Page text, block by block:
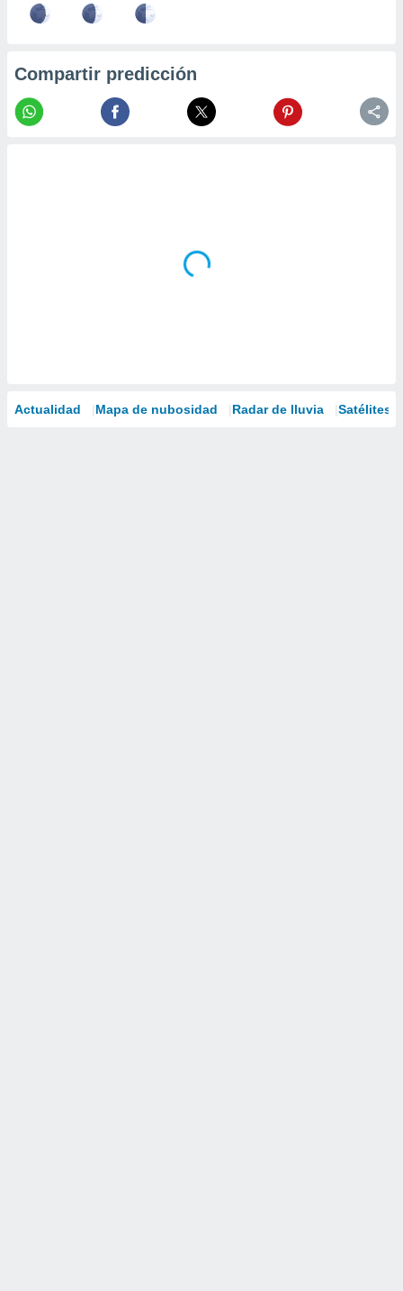
Compartir predicción
Actualidad Mapa de nubosidad Radar de lluvia Satélites